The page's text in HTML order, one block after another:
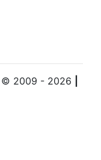
© 2009 - 2026